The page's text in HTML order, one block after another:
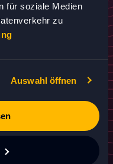
für soziale Medien
zu
Auswahl öffnen
im Prinzip aus
auf dem alle
können. Interaktiv
strukturieren, so
komplett in Miro
zwischendurch
fool with a tool is